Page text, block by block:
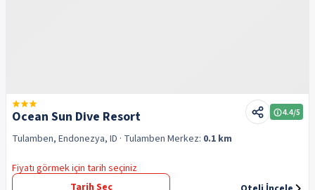
Ocean Sun Dive Resort 4.4/5
Tulamben, Endonezya, ID · Tulamben Merkez: 0.1 km
Fiyatı görmek için tarih seçiniz
Tarih Seç